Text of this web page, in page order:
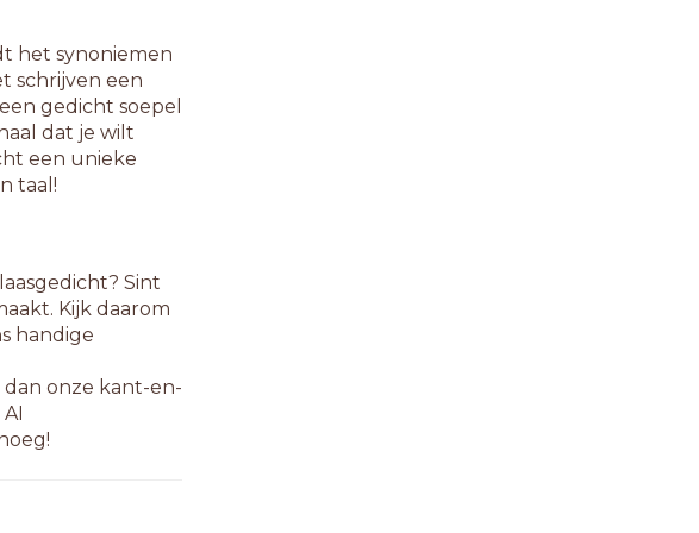
het synoniemen
schrijven een
gedicht soepel
dat je wilt
een unieke
taal!
Sint
Kijk daarom
handige
dan onze kant-en-